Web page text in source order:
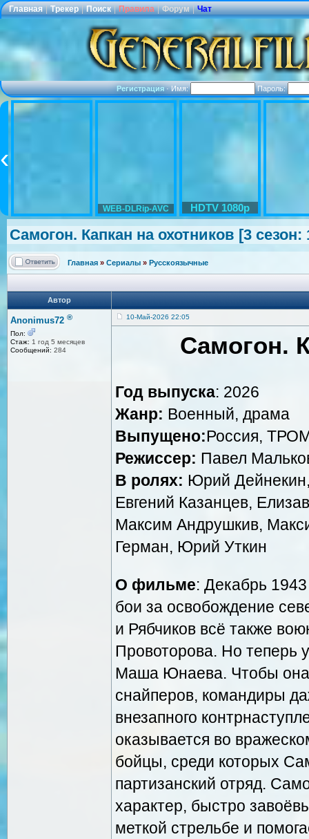
Главная | Трекер | Поиск | Правила | Форум | Чат
Регистрация·Имя: Пароль:
WEB-DLRip-AVC HDTV 1080p
Самогон. Капкан на охотников [3
Главная » Сериалы » Русскоязычные
Автор
Anonimus72 ®
Пол:
Стаж: 1 год 5 месяцев
Сообщений: 284
10-Май-2026 22:05
Самогон.
Год выпуска: 2026
Жанр: Военный, драма
Выпущено:Россия,
Режиссер: Павел
В ролях: Юрий
Евгений Казанцев,
Максим Андрушкив,
Герман, Юрий Уткин
О фильме: Декабрь
бои за освобождение
и Рябчиков всё также
Провоторова. Но теперь
Маша Юнаева. Чтобы она
снайперов, командиры
внезапного
оказывается во
бойцы, среди которых
партизанский отряд.
характер, быстро
меткой стрельбе и